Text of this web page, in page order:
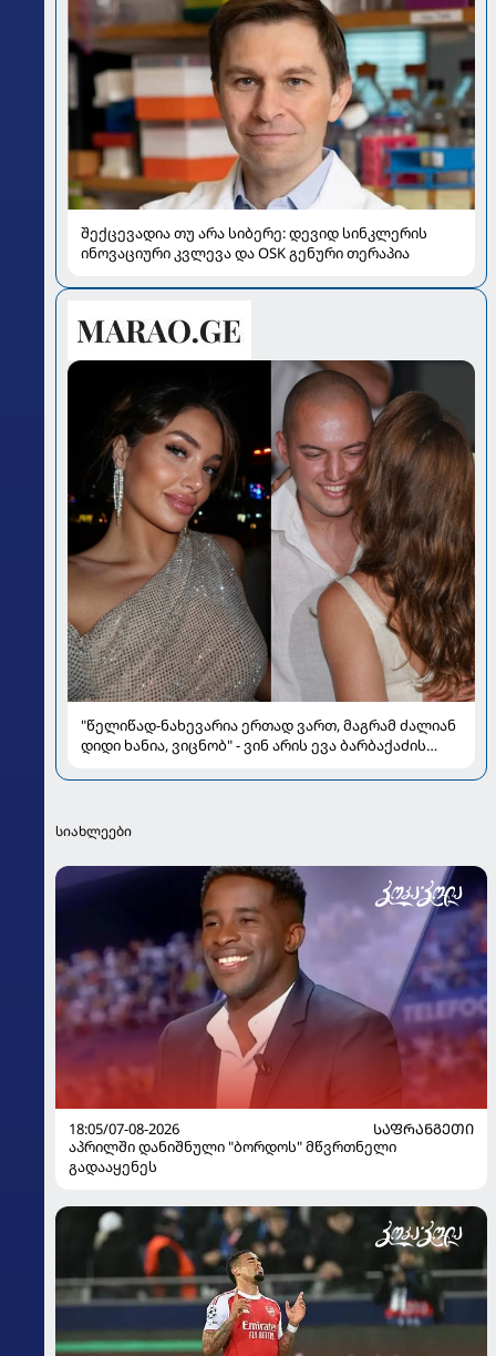
შექცევადია თუ არა სიბერე: დევიდ სინკლერის
ინოვაციური კვლევა და OSK გენური თერაპია
"წელიწად-ნახევარია ერთად ვართ, მაგრამ ძალიან
დიდი ხანია, ვიცნობ" - ვინ არის ევა ბარბაქაძის
სიახლეები
18:05/07-08-2026
ᲡᲐᲤᲠᲐᲜᲒᲔᲗᲘ
აპრილში დანიშნული "ბორდოს" მწვრთნელი
გადააყენეს